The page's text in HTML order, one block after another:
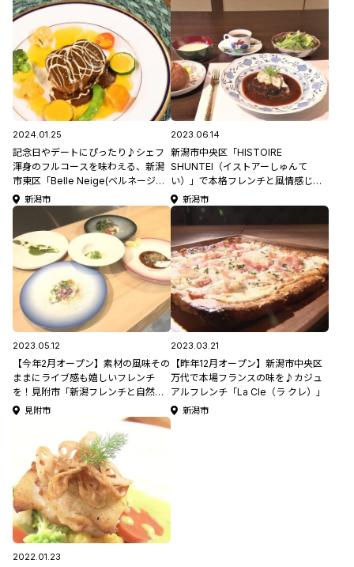
2024.01.25
記念日やデートにぴったり♪シェフ
渾身のフルコースを味わえる、新潟
市東区「Belle Neige(ベルネージ
ュ)」新潟市
2023.06.14
新潟市中央区「HISTOIRE
SHUNTEI（イストアーしゅんて
い）」で本格フレンチと風情感じる
街並みを堪能しよう♪
新潟市
2023.05.12
【今年2月オープン】素材の風味その
ままにライブ感も嬉しいフレンチ
を！見附市「新潟フレンチと自然派
ワイン masa」
見附市
2023.03.21
【昨年12月オープン】新潟市中央区
万代で本場フランスの味を♪カジュ
アルフレンチ「La Cle（ラ クレ）」
新潟市
2022.01.23